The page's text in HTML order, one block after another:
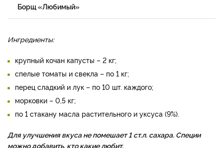
Борщ «Любимый»
Ингредиенты:
крупный кочан капусты – 2 кг;
спелые томаты и свекла – по 1 кг;
перец сладкий и лук – по 10 шт. каждого;
морковки – 0,5 кг;
по 1 стакану масла растительного и уксуса (9%).
Для улучшения вкуса не помешает 1 ст.л. сахара. Специи
можно добавить, кто какие любит.